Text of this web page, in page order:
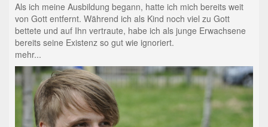
Als ich meine Ausbildung begann, hatte ich mich bereits weit
von Gott entfernt. Während ich als Kind noch viel zu Gott
bettete und auf Ihn vertraute, habe ich als junge Erwachsene
bereits seine Existenz so gut wie ignoriert.
mehr...